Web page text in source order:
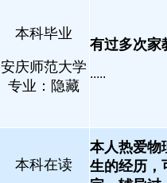
本科毕业
安庆师范大学
专业：隐藏
有过多次家
.....
本科在读
本人热爱物
生的经历，